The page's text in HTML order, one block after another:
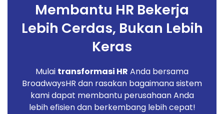
Membantu HR Bekerja
Lebih Cerdas, Bukan Lebih
Keras
Mulai transformasi HR Anda bersama
BroadwaysHR dan rasakan bagaimana sistem
kami dapat membantu perusahaan Anda
lebih efisien dan berkembang lebih cepat!